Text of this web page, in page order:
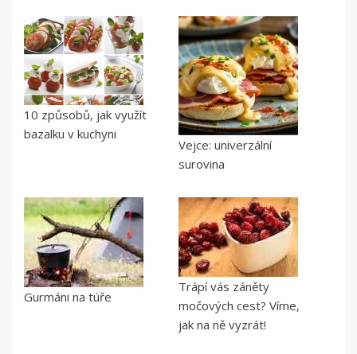
10 způsobů, jak využít
bazalku v kuchyni
Vejce: univerzální
surovina
Gurmáni na túře
Trápí vás záněty
močových cest? Víme,
jak na ně vyzrát!